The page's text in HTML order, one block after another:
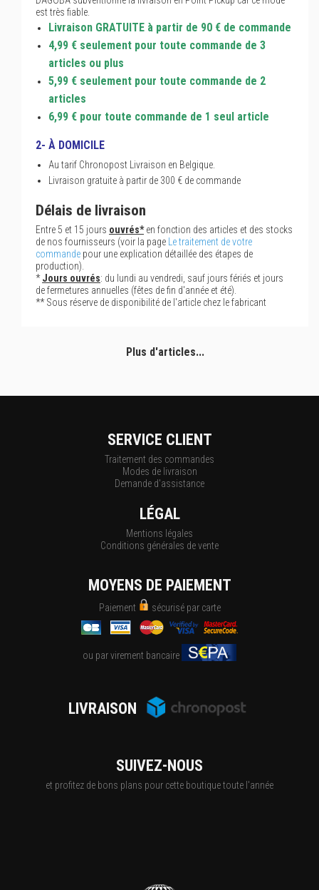
est très fiable.
Livraison GRATUITE à partir de 90 € de commande
4,99 € seulement pour toute commande de 3
articles ou plus
5,99 € seulement pour toute commande de 2
articles
6,99 € pour toute commande de 1 seul article
2- À DOMICILE
Au tarif Chronopost Livraison en Belgique.
Livraison gratuite à partir de 300 € de commande
Délais de livraison
Entre 5 et 15 jours ouvrés*en fonction des articles et des stocks
de nos fournisseurs (voir la page
Le traitement de votre
commande pour une explication détaillée des étapes de
production).
*Jours ouvrés: du lundi au vendredi, sauf jours fériés et jours
de fermetures annuelles (fêtes de fin d'année et été).
** Sous réserve de disponibilité de l'article chez le fabricant
Plus d'articles...
SERVICE CLIENT
Traitement des commandes
Modes de livraison
Demande d'assistance
LÉGAL
Mentions légales
Conditions générales de vente
MOYENS DE PAIEMENT
Paiement sécurisé par carte
ou par virement bancaire
LIVRAISON
SUIVEZ-NOUS
et profitez de bons plans pour cette boutique toute l'année